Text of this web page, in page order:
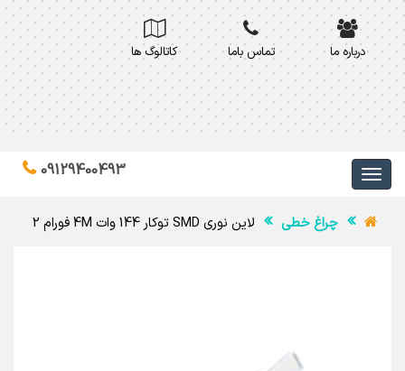
درباره ما تماس باما کاتالوگ ها
09129400493
چراغ خطی لاین نوری SMD توکار 144 وات 4M فورام 2